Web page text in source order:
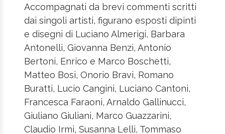
Accompagnati da brevi commenti scritti
dai singoli artisti, figurano esposti dipinti
e disegni di Luciano Almerigi, Barbara
Antonelli, Giovanna Benzi, Antonio
Bertoni, Enrico e Marco Boschetti,
Matteo Bosi, Onorio Bravi, Romano
Buratti, Lucio Cangini, Luciano Cantoni,
Francesca Faraoni, Arnaldo Gallinucci,
Giuliano Giuliani, Marco Guazzarini,
Claudio Irmi, Susanna Lelli, Tommaso